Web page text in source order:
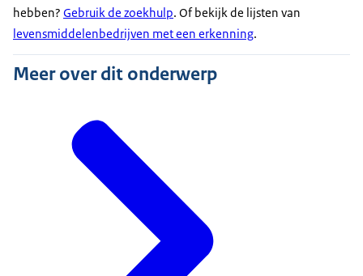
hebben? Gebruik de zoekhulp. Of bekijk de lijsten van
levensmiddelenbedrijven met een erkenning.
Meer over dit onderwerp